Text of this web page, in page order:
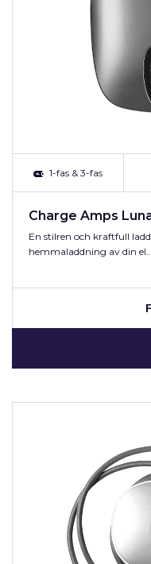
1-fas & 3-fas
Charge Amps
En stilren och kraftfull
hemmaladdning av din el…